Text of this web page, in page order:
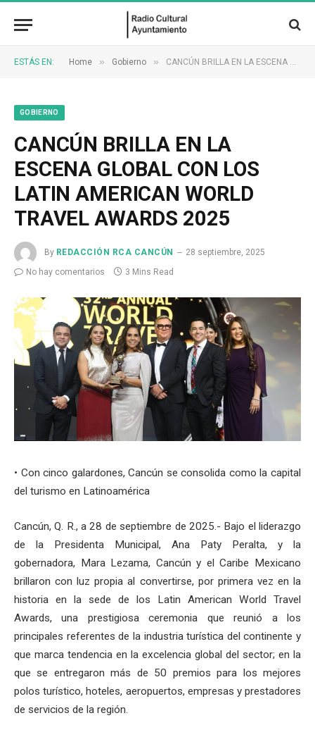
ESTÁS EN: Home » Gobierno » CANCÚN BRILLA EN LA ESCENA GLOBAL CON LOS LATIN AMERICAN WORLD TRAVEL AWARDS 2025
GOBIERNO
CANCÚN BRILLA EN LA
ESCENA GLOBAL CON LOS
LATIN AMERICAN WORLD
TRAVEL AWARDS 2025
By REDACCIÓN RCA CANCÚN
28 septiembre, 2025
No hay comentarios
3 Mins Read
• Con cinco galardones, Cancún se consolida como la capital
del turismo en Latinoamérica
Cancún, Q. R., a 28 de septiembre de 2025.- Bajo el liderazgo
de la Presidenta Municipal, Ana Paty Peralta, y la
gobernadora, Mara Lezama, Cancún y el Caribe Mexicano
brillaron con luz propia al convertirse, por primera vez en la
historia en la sede de los Latin American World Travel
Awards, una prestigiosa ceremonia que reunió a los
principales referentes de la industria turística del continente y
que marca tendencia en la excelencia global del sector; en la
que se entregaron más de 50 premios para los mejores
polos turístico, hoteles, aeropuertos, empresas y prestadores
de servicios de la región.